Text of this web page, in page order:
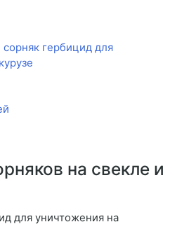
гербицид для
на свекле и